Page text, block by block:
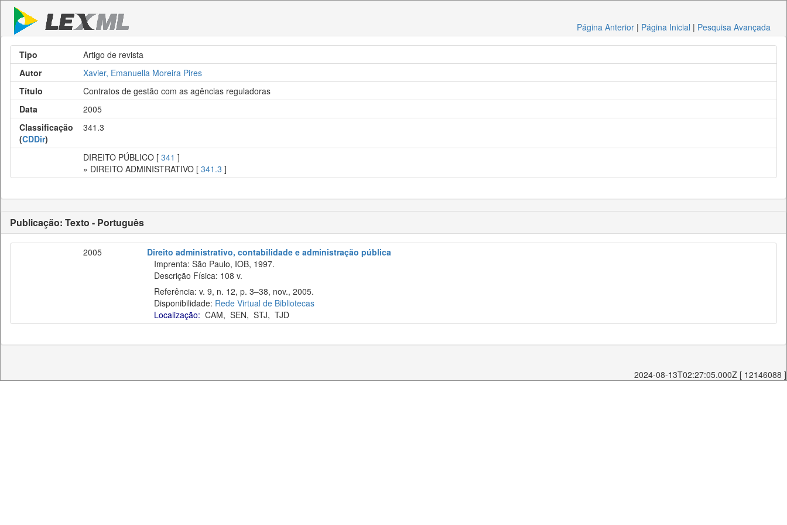
Página Anterior | Página Inicial | Pesquisa Avançada
Tipo
Artigo de revista
Autor
Xavier, Emanuella Moreira Pires
Título
Contratos de gestão com as agências reguladoras
Data
2005
Classificação
(CDDir)
341.3
DIREITO PÚBLICO [ 341 ]
» DIREITO ADMINISTRATIVO [ 341.3 ]
Publicação: Texto - Português
2005
Direito administrativo, contabilidade e administração pública
Imprenta: São Paulo, IOB, 1997.
Descrição Física: 108 v.
Referência: v. 9, n. 12, p. 3–38, nov., 2005.
Disponibilidade: Rede Virtual de Bibliotecas
Localização: CAM, SEN, STJ, TJD
2024-08-13T02:27:05.000Z [ 12146088 ]